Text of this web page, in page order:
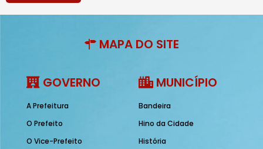
MAPA DO SITE
GOVERNO
A Prefeitura
O Prefeito
O Vice-Prefeito
MUNICÍPIO
Bandeira
Hino da Cidade
História